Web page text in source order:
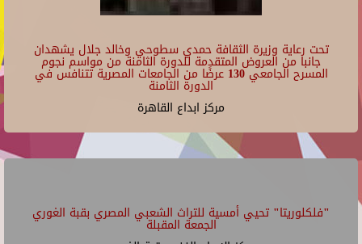
تحت رعاية وزيرة الثقافة حمدي سطوحي وخالد جلال يشهدان
جانبا من العروض المتقدمة للدورة الثامنة من مواسم نجوم
المسرح الجامعي 130 عرضًا من الجامعات المصرية تتنافس في
الدورة الثامنة
مركز ابداع القاهرة
"فلكلوريتا" تحيي أمسية للتراث الشعبي المصري بقبة الغوري
الجمعة المقبلة